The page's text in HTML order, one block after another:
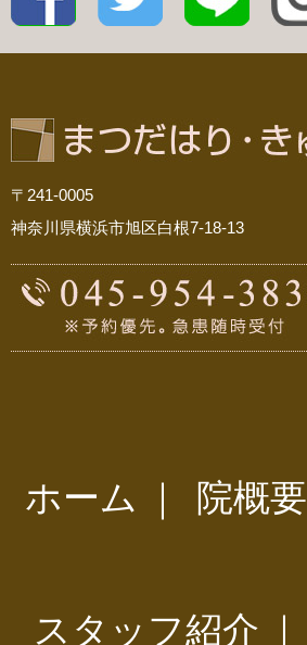
〒241-0005
神奈川県横浜市旭区白根7-18-13
ホーム ｜ 院概要
スタッフ紹介 ｜